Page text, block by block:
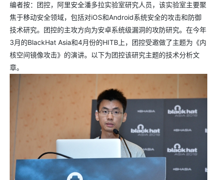
编者按：团控，阿里安全潘多拉实验室研究人员，该实验室主要聚
焦于移动安全领域，包括对iOS和Android系统安全的攻击和防御
技术研究。团控的主攻方向为安卓系统级漏洞的攻防研究。在今年
3月的BlackHat Asia和4月份的HITB上，团控受邀做了主题为《内
核空间镜像攻击》的演讲。以下为团控该研究主题的技术分析文
章。